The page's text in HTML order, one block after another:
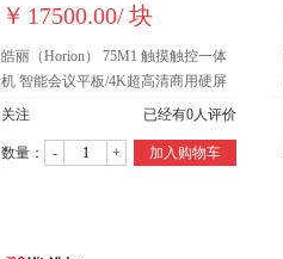
￥ 17500.00/块
皓丽（Horion） 75M1 触摸触控一体
机 智能会议平板/4K超高清商用硬屏
(75英寸)
关注 已经有0人评价
数量： - + 加入购物车